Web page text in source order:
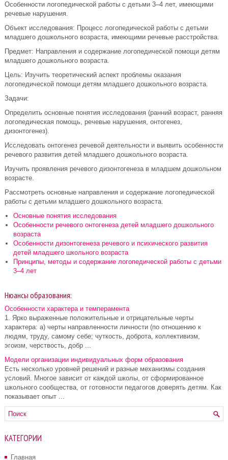
Особенности логопедической работы с детьми 3–4 лет, имеющими
речевые нарушения.
Объект исследования: Процесс логопедической работы с детьми
младшего дошкольного возраста, имеющими речевые расстройства.
Предмет: Направления и содержание логопедической помощи детям
младшего дошкольного возраста.
Цель: Изучить теоретический аспект проблемы оказания
логопедической помощи детям младшего дошкольного возраста.
Задачи:
Определить основные понятия исследования (ранний возраст, ранняя
логопедическая помощь, речевые нарушения, онтогенез,
дизонтогенез).
Исследовать онтогенез речевой деятельности и выявить особенности
речевого развития детей младшего дошкольного возраста.
Изучить проявления речевого дизонтогенеза в младшем дошкольном
возрасте.
Рассмотреть основные направления и содержание логопедической
работы с детьми младшего дошкольного возраста.
Основные понятия исследования
Особенности речевого онтогенеза детей младшего дошкольного
возраста
Особенности дизонтогенеза речевого и психического развития
детей младшего школьного возраста
Принципы, методы и содержание логопедической работы с детьми
3–4 лет
Нюансы образования:
Особенности характера и темперамента
1. Ярко выраженные положительные и отрицательные черты
характера: а) черты направленности личности (по отношению к
людям, труду, самому себе; чуткость, доброта, коллективизм,
эгоизм, черствость, добр ...
Модели организации индивидуальных форм образования
Есть несколько уровней решений и разные механизмы создания
условий. Многое зависит от каждой школы, от сформированное
школьного сообщества, от готовности педагогов доверять детям. Как
показывает опыт ...
КАТЕГОРИИ
Главная